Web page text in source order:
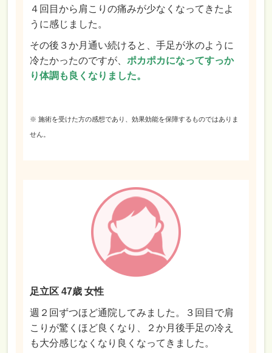
４回目から肩こりの痛みが少なくなってきたよ
うに感じました。
その後３か月通い続けると、手足が氷のように
冷たかったのですが、ポカポカになってすっか
り体調も良くなりました。
※ 施術を受けた方の感想であり、効果効能を保障するものではありま
せん。
足立区 47歳 女性
週２回ずつほど通院してみました。３回目で肩
こりが驚くほど良くなり、２か月後手足の冷え
も大分感じなくなり良くなってきました。